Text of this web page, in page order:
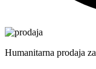
Humanitarna prodaja